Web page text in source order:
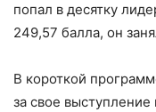
попал в десятку
249,57 балла, он
В короткой
за свое выступление